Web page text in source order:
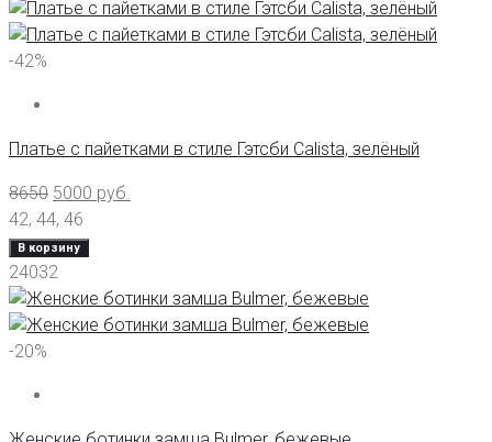
-42%
Платье с пайетками в стиле Гэтсби Calista, зелёный
8650 5000 руб.
42, 44, 46
В корзину
24032
-20%